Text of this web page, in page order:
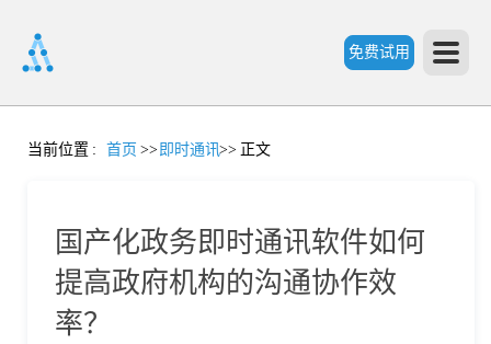
免费试用
首
当前位置 : 首页 >> 即时通讯>> 正文
国产化政务即时通讯软件如何
提高政府机构的沟通协作效
率？